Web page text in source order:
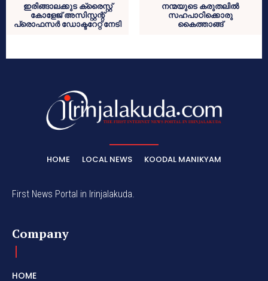
ഇരിങ്ങാലക്കുട ക്രൈസ്റ്റ്
കോളേജ് അസിസ്റ്റന്റ്
പ്രൊഫസര്‍ ഡോക്ടറേറ്റ് നേടി
നന്മയുടെ കരുതലില്‍
സഹപാഠിക്കൊരു
കൈത്താങ്ങ്
HOME LOCAL NEWS KOODAL MANIKYAM
First News Portal in Irinjalakuda.
Company
HOME